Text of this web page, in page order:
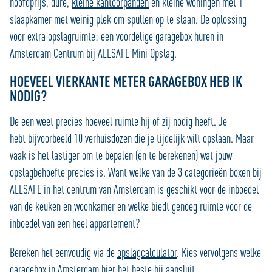
slaapkamer met weinig plek om spullen op te slaan. De oplossing
voor extra opslagruimte: een voordelige garagebox huren in
Amsterdam Centrum bij ALLSAFE Mini Opslag.
HOEVEEL VIERKANTE METER GARAGEBOX HEB IK
NODIG?
De een weet precies hoeveel ruimte hij of zij nodig heeft. Je
hebt bijvoorbeeld 10 verhuisdozen die je tijdelijk wilt opslaan. Maar
vaak is het lastiger om te bepalen (en te berekenen) wat jouw
opslagbehoefte precies is. Want welke van de 3 categorieën boxen bij
ALLSAFE in het centrum van Amsterdam is geschikt voor de inboedel
van de keuken en woonkamer en welke biedt genoeg ruimte voor de
inboedel van een heel appartement?
Bereken het eenvoudig via deopslagcalculator. Kies vervolgens welke